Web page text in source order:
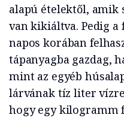
alapú ételektől, amik
van kikiáltva. Pedig
napos korában
tápanyagba gazdag,
mint az egyéb
lárvának tíz liter
hogy egy kilogramm